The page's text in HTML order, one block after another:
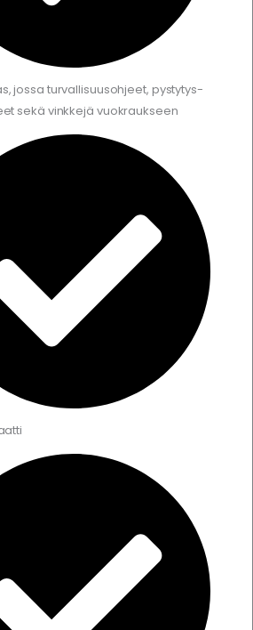
jossa turvallisuusohjeet, pystytys-
sekä vinkkejä vuokraukseen